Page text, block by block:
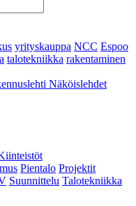
yrityskauppa NCC Espoo
talotekniikka rakentaminen
Näköislehdet
Pientalo Projektit
Suunnittelu Talotekniikka